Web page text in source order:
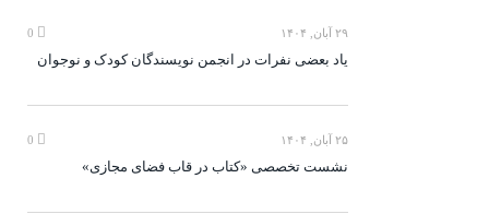
۲۹ آبان, ۱۴۰۴
یاد بعضی نفرات در انجمن نویسندگان کودک و نوجوان
۲۵ آبان, ۱۴۰۴
نشست تخصصی «کتاب در قاب فضای مجازی»